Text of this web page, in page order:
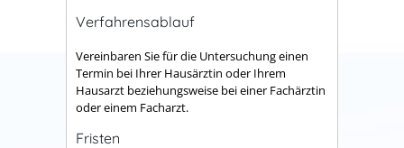
Verfahrensablauf
Vereinbaren Sie für die Untersuchung einen
Termin bei Ihrer Hausärztin oder Ihrem
Hausarzt beziehungsweise bei einer Fachärztin
oder einem Facharzt.
Fristen